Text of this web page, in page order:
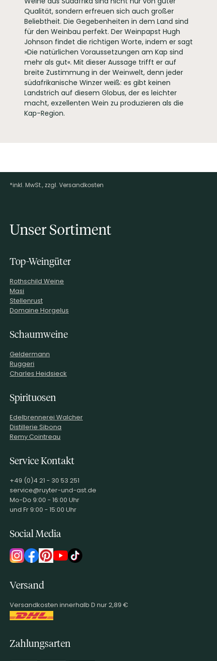
Qualität, sondern erfreuen sich auch großer
Beliebtheit. Die Gegebenheiten in dem Land sind
für den Weinbau perfekt. Der Weinpapst Hugh
Johnson findet die richtigen Worte, indem er sagt
»Die natürlichen Voraussetzungen am Kap sind
mehr als gut«. Mit dieser Aussage trifft er auf
breite Zustimmung in der Weinwelt, denn jeder
südafrikanische Winzer weiß: es gibt keinen
Landstrich auf diesem Globus, der es leichter
macht, exzellenten Wein zu produzieren als die
Kap-Region.
Footer-Menü
*inkl. MwSt., zzgl. Versandkosten
Unser Sortiment
Top-Weingüter
Rothschild Weine
Masi
Stellenrust
Domaine Horgelus
Schaumweine
Geldermann
Ruggeri
Charles Heidsieck
Spirituosen
Edelbrennerei Walcher
Distillerie Sibona
Remy Cointreau
Service Kontakt
+49 (0)4 21 - 30 53 251
service@ruyter-und-ast.de
Mo-Do 9:00 - 16:00 Uhr
und Fr 9:00 - 15:00 Uhr
Social Media
Versand
Versandkosten innerhalb D nur 2,89 €
Zahlungsarten